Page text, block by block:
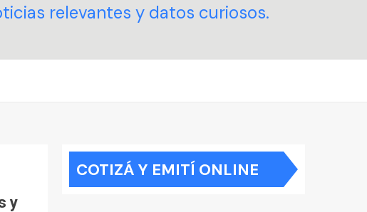
relevantes y datos curiosos.
y
COTIZÁ Y EMITÍ ONLINE